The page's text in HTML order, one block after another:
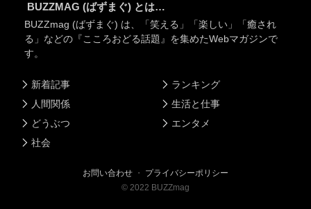
BUZZMAG (ばずまぐ) とは…
BUZZmag (ばずまぐ) は、「笑える」「楽しい」「癒され
る」などの『こころおどる話題』を集めたWebマガジンで
す。
新着記事
人間関係
どうぶつ
社会
ランキング
生活と仕事
エンタメ
お問い合わせ ・ プライバシーポリシー
© 2022 BUZZmag